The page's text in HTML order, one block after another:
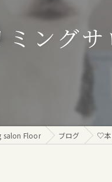
ングサ
salon Floor ブログ ♡本